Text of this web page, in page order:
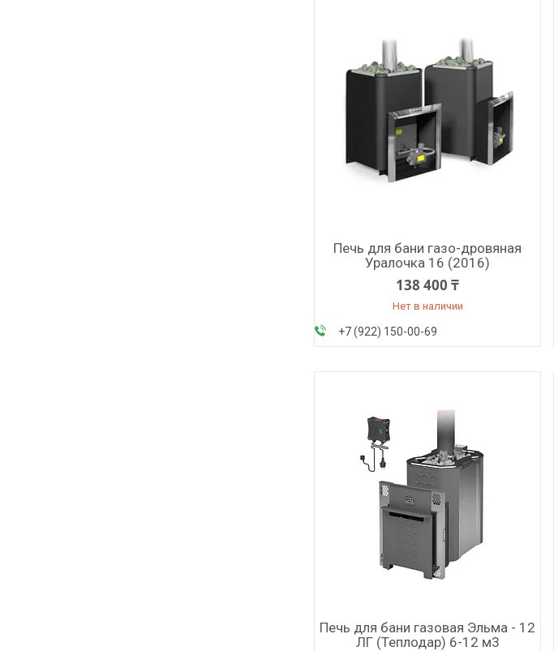
Печь для бани газо-дровяная
Уралочка 16 (2016)
138 400 ₸
Нет в наличии
+7 (922) 150-00-69
Печь для бани газовая Эльма - 12
ЛГ (Теплодар) 6-12 м3